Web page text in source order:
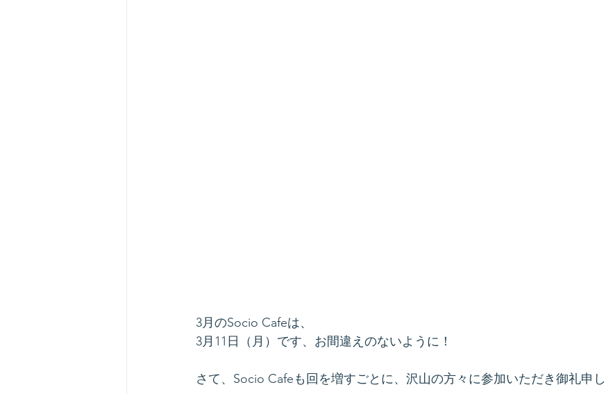
3月のSocio Cafeは、
3月11日（月）です、お間違えのないように！
さて、Socio Cafeも回を増すごとに、沢山の方々に参加いただき御礼申し